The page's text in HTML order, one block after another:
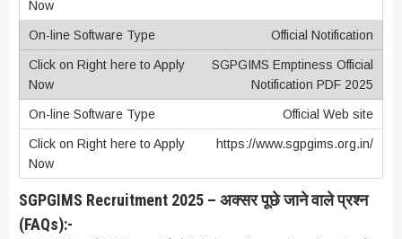
Official Notification
SGPGIMS Emptiness Official
Notification PDF 2025
Official Web site
https://www.sgpgims.org.in/
SGPGIMS Recruitment 2025 – अक्सर पूछे जाने वाले प्रश्न
(FAQs):-